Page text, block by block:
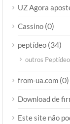
UZ Agora
Cassino (0)
peptídeo (34)
outros
from-ua.com (0)
Download de
Este site não